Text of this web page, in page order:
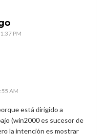
PM
AM
está dirigido a
(win2000 es sucesor de
la intención es mostrar